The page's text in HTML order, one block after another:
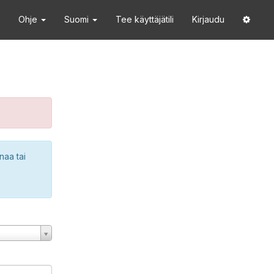
Ohje Suomi Tee käyttäjätili Kirjaudu
tai